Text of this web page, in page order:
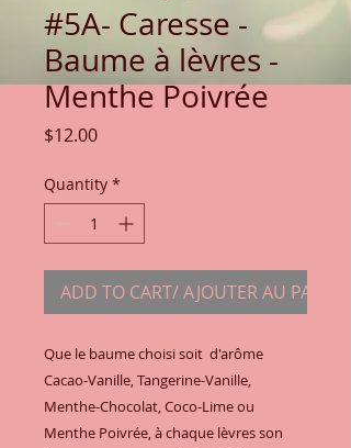
#5A- Caresse -
Baume à lèvres -
Menthe Poivrée
$12.00Price
Quantity *
ADD TO CART/ AJOUTER AU PANIER
Que le baume choisi soit  d'arôme
Cacao-Vanille, Tangerine-Vanille,
Menthe-Chocolat, Coco-Lime ou
Menthe Poivrée, à chaque lèvres son